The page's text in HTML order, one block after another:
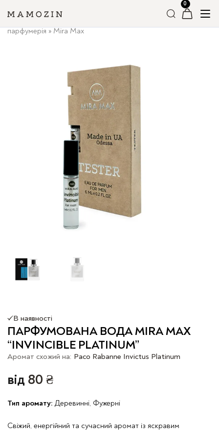
Головна » Магазин
Чоловіча
парфумерія » Mira Max
В наявності
ПАРФУМОВАНА ВОДА MIRA MAX
“INVINCIBLE PLATINUM”
Аромат схожий на: Paco Rabanne Invictus Platinum
від 80 ₴
Тип аромату: Деревинні, Фужерні
Свіжий, енергійний та сучасний аромат із яскравим